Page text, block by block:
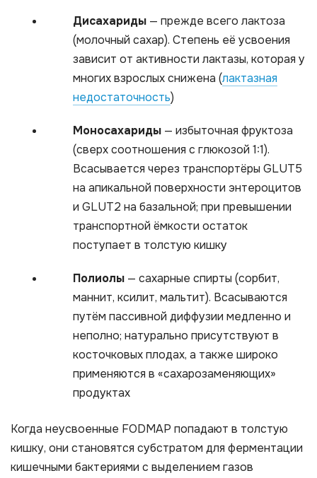
Дисахариды — прежде всего лактоза
(молочный сахар). Степень её усвоения
зависит от активности лактазы, которая у
многих взрослых снижена (лактазная
недостаточность)
Моносахариды — избыточная фруктоза
(сверх соотношения с глюкозой 1:1).
Всасывается через транспортёры GLUT5
на апикальной поверхности энтероцитов
и GLUT2 на базальной; при превышении
транспортной ёмкости остаток
поступает в толстую кишку
Полиолы — сахарные спирты (сорбит,
маннит, ксилит, мальтит). Всасываются
путём пассивной диффузии медленно и
неполно; натурально присутствуют в
косточковых плодах, а также широко
применяются в «сахарозаменяющих»
продуктах
Когда неусвоенные FODMAP попадают в толстую
кишку, они становятся субстратом для ферментации
кишечными бактериями с выделением газов